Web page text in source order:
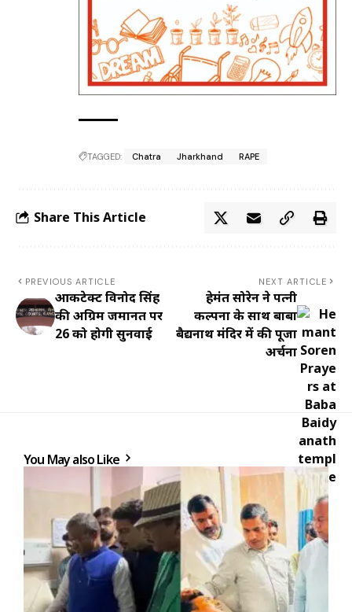
TAGGED: Chatra Jharkhand RAPE
Share This Article
PREVIOUS ARTICLE
आर्किटेक्ट विनोद सिंह
की अग्रिम जमानत पर
26 को होगी सुनवाई
NEXT ARTICLE
हेमंत सोरेन ने पत्नी
कल्पना के साथ बाबा
बैद्यनाथ मंदिर में की पूजा
अर्चना
You May also Like